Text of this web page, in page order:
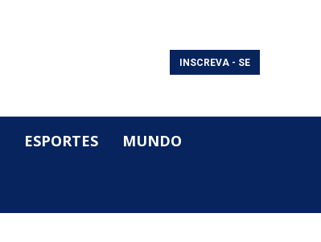
INSCREVA - SE
ESPORTES MUNDO